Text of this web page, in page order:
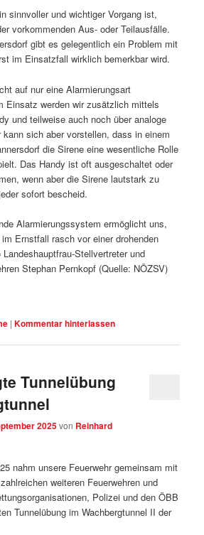
sinnvoller und wichtiger Vorgang ist,
vorkommenden Aus- oder Teilausfälle.
gibt es gelegentlich ein Problem mit
im Einsatzfall wirklich bemerkbar wird.
auf nur eine Alarmierungsart
Einsatz werden wir zusätzlich mittels
und teilweise auch noch über analoge
kann sich aber vorstellen, dass in einem
die Sirene eine wesentliche Rolle
Das Handy ist oft ausgeschaltet oder
wenn aber die Sirene lautstark zu
sofort bescheid.
Alarmierungssystem ermöglicht uns,
Ernstfall rasch vor einer drohenden
Landeshauptfrau-Stellvertreter und
Stephan Pernkopf (Quelle: NÖZSV)
|Kommentar hinterlassen
Tunnelübung
2025von Reinhard
nahm unsere Feuerwehr gemeinsam mit
weiteren Feuerwehren und
Polizei und den ÖBB
Tunnelübung im Wachbergtunnel II der